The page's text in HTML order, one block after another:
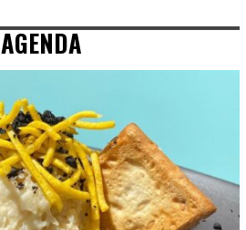
AGENDA